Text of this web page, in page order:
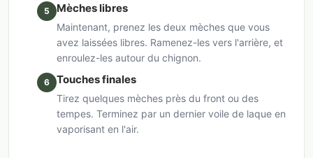
5 Mèches libres
Maintenant, prenez les deux mèches que vous
avez laissées libres. Ramenez-les vers l'arrière, et
enroulez-les autour du chignon.
6 Touches finales
Tirez quelques mèches près du front ou des
tempes. Terminez par un dernier voile de laque en
vaporisant en l'air.